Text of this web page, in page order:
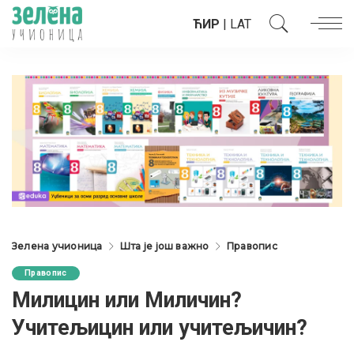
ЋИР | LAT
Зелена учионица Шта је још важно Правопис
Правопис
Милицин или Миличин?
Учитељицин или учитељичин?